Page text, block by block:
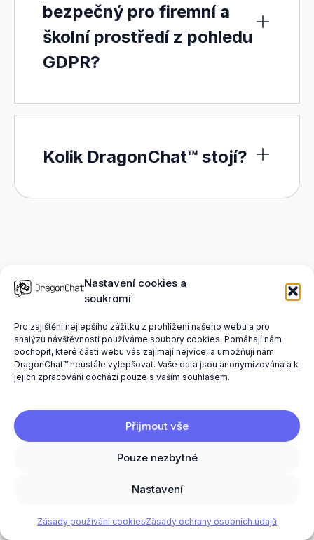
Nastavení cookies a
soukromí
Pro zajištění nejlepšího zážitku z prohlížení našeho webu a pro
analýzu návštěvnosti používáme soubory cookies. Pomáhají nám
pochopit, které části webu vás zajímají nejvíce, a umožňují nám
DragonChat™ neustále vylepšovat. Vaše data jsou anonymizována a k
jejich zpracování dochází pouze s vaším souhlasem.
Přijmout vše
Pouze nezbytné
Nastavení
Zásady používání cookiesZásady ochrany osobních údajů
bezpečný pro firemní a
školní prostředí z pohledu
GDPR?
Kolik DragonChat™ stojí?
Novinky, návody
a zkušenosti
z reálného použití
DragonChatu™